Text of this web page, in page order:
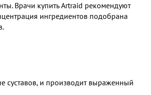
Врачи купить Artraid рекомендуют
ингредиентов подобрана
суставов, и производит выраженный